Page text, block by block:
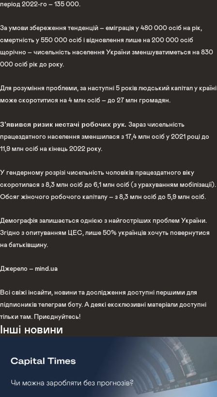
період 2022-го – 135 000.
За умови збереження тенденцій – еміграція у 480 000 осіб на рік,
смертність у 550 000 осіб і відновлення лише на 200 000 осіб
щорічно – чисельність населення України зменшуватиметься на 830
000 осіб рік до року.
Для розуміння проблеми, за наступні 5 років людський капітал у країні
може скоротитися на 4 млн осіб – до 27 млн громадян.
З’явився ризик нестачі робочих рук. Зараз чисельність
працездатного населення зменшилася з 17,4 млн осіб у 2021 році до
11,9 млн осіб на кінець 2022 року.
У гендерному розрізі чисельність чоловіків працездатного віку
скоротилася з 8,3 млн осіб до 6,1 млн осіб (з урахуванням мобілізації).
Обсяг жіночого робочого капіталу – з 8,3 млн осіб до 5,9 млн осіб.
Демографія залишається однією з найгостріших проблем України.
Згідно з опитуванням ЦЕС, лише 50% українців хочуть повернутися
на батьківщину.
Джерело – mind.ua
Всі свіжі інсайти, новини та дослідження доступні першими для
підписників телеграм боту. А деякі ексклюзивні матеріали доступні
тільки там. Приєднуйтесь!
Інші новини